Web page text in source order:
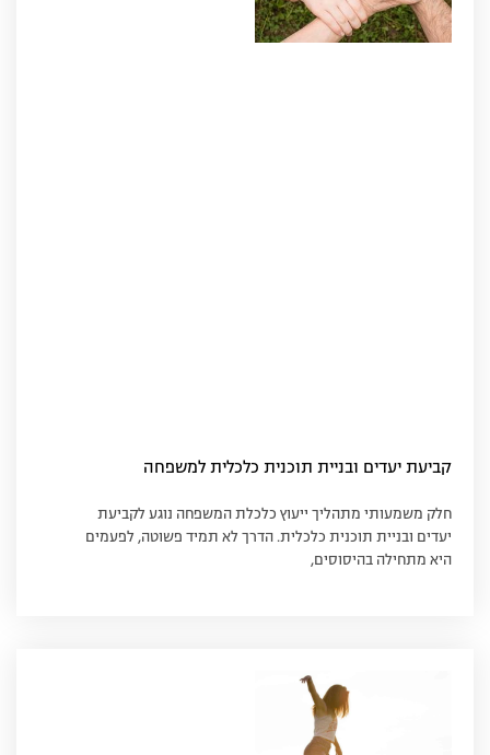
קביעת יעדים ובניית תוכנית כלכלית למשפחה
חלק משמעותי מתהליך ייעוץ כלכלת המשפחה נוגע לקביעת
יעדים ובניית תוכנית כלכלית. הדרך לא תמיד פשוטה, לפעמים
היא מתחילה בהיסוסים,